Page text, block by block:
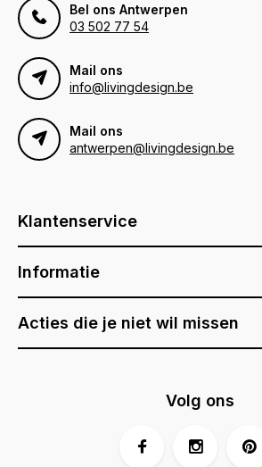
Bel ons Antwerpen
03 502 77 54
Mail ons
info@livingdesign.be
Mail ons
antwerpen@livingdesign.be
Klantenservice
Informatie
Acties die je niet wil missen
Volg ons